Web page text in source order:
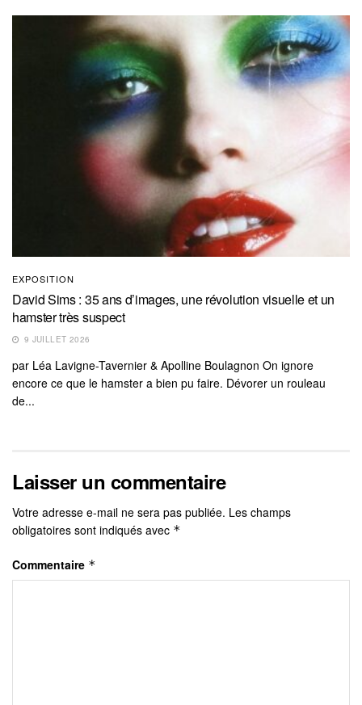
EXPOSITION
David Sims : 35 ans d’images, une révolution visuelle et un
hamster très suspect
9 JUILLET 2026
par Léa Lavigne-Tavernier & Apolline Boulagnon On ignore
encore ce que le hamster a bien pu faire. Dévorer un rouleau
de...
Laisser un commentaire
Votre adresse e-mail ne sera pas publiée. Les champs
obligatoires sont indiqués avec *
Commentaire *